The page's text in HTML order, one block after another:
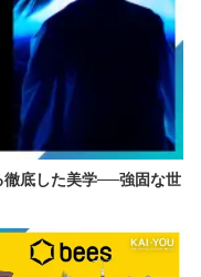
底した美学──強固な世